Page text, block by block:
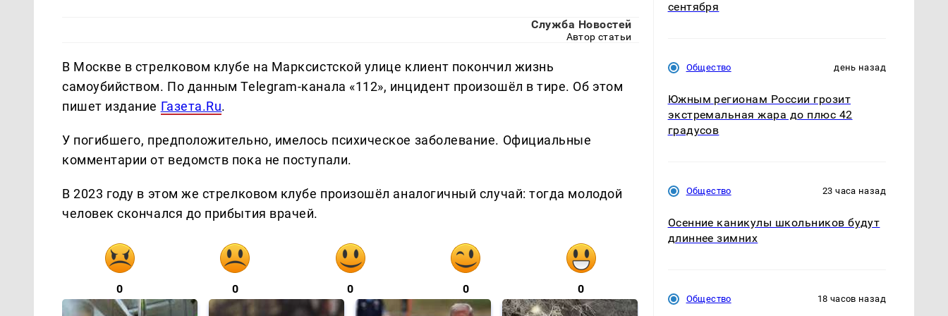
Служба Новостей
Автор статьи
В Москве в стрелковом клубе на Марксистской улице клиент покончил жизнь
самоубийством. По данным Telegram-канала «112», инцидент произошёл в тире. Об этом
пишет издание Газета.Ru.
У погибшего, предположительно, имелось психическое заболевание. Официальные
комментарии от ведомств пока не поступали.
В 2023 году в этом же стрелковом клубе произошёл аналогичный случай: тогда молодой
человек скончался до прибытия врачей.
0 0 0 0 0
сентября
Общество день назад
Южным регионам России грозит
экстремальная жара до плюс 42
градусов
Общество 23 часа назад
Осенние каникулы школьников будут
длиннее зимних
Общество 18 часов назад